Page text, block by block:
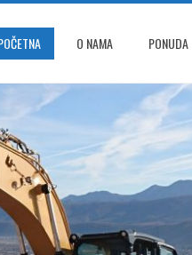
O NAMA PONUDA